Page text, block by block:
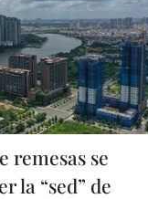
remesas se
la “sed” de